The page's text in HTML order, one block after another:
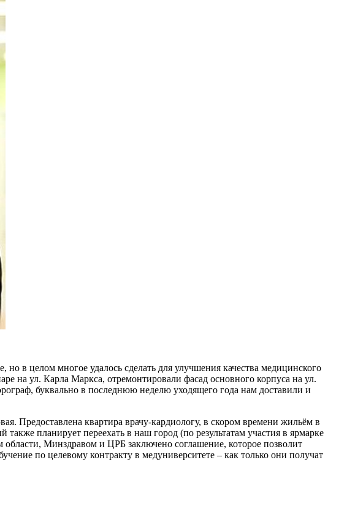
целом многое удалось сделать для улучшения качества медицинского
на ул. Карла Маркса, отремонтировали фасад основного корпуса на ул.
буквально в последнюю неделю уходящего года нам доставили и
Предоставлена квартира врачу-кардиологу, в скором времени жильём в
также планирует переехать в наш город (по результатам участия в ярмарке
Минздравом и ЦРБ заключено соглашение, которое позволит
по целевому контракту в медуниверситете – как только они получат